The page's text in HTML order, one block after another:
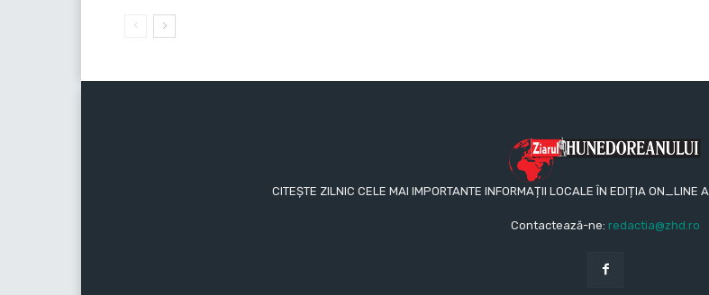
CITEȘTE ZILNIC CELE MAI IMPORTANTE INFORMAȚII LOCALE ÎN EDIȚIA ON_LINE
Contactează-ne: redactia@zhd.ro